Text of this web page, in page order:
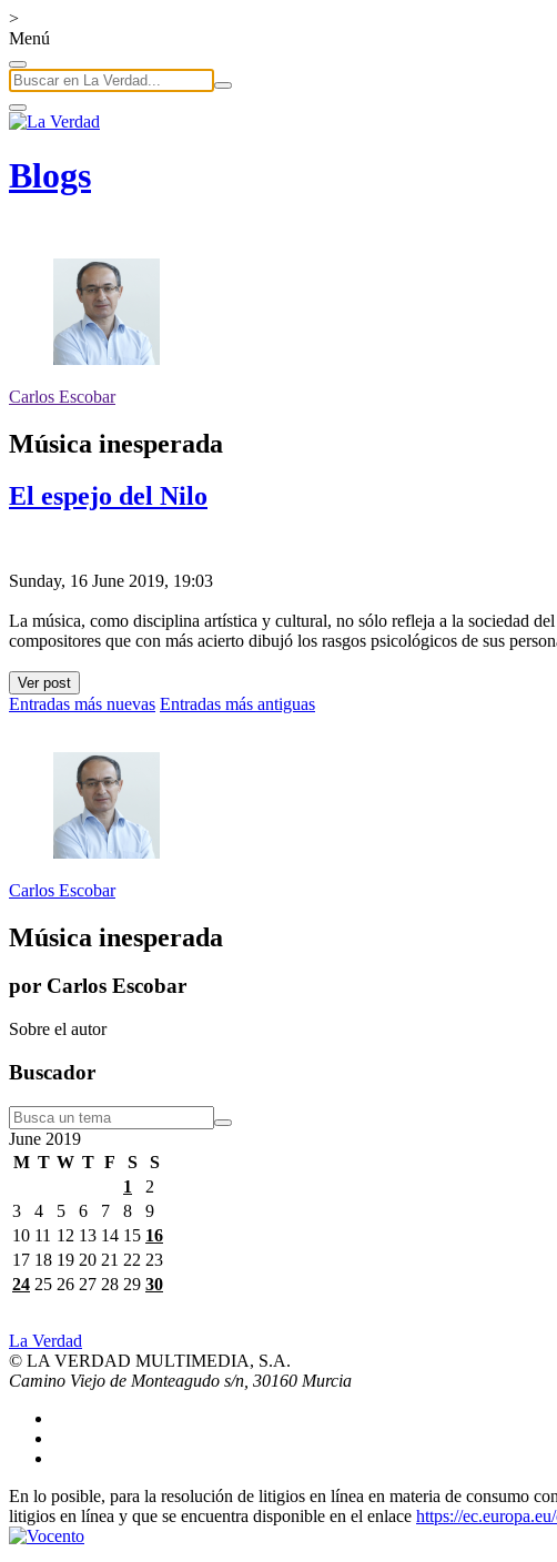
>
Menú
Blogs
Carlos Escobar
Música inesperada
El espejo del Nilo
Sunday, 16 June 2019, 19:03
La música, como disciplina artística y cultural, no sólo refleja a la sociedad
compositores que con más acierto dibujó los rasgos psicológicos de sus
Ver post
Entradas más nuevas Entradas más antiguas
Carlos Escobar
Música inesperada
por Carlos Escobar
Sobre el autor
Buscador
June 2019
M T W T F S
S
1
2
3
4 5 6 7 8
9
10 11 12 13 14 15 16
17 18 19 20 21 22 23
24 25 26 27 28 29 30
La Verdad
© LA VERDAD MULTIMEDIA, S.A.
Camino Viejo de Monteagudo s/n, 30160 Murcia
En lo posible, para la resolución de litigios en línea en materia de consumo
litigios en línea y que se encuentra disponible en el enlace https://